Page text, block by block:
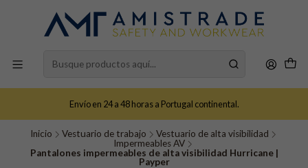
Envío en 24 a 48 horas a Portugal continental.
Inicio Vestuario de trabajo
Vestuario de alta visibilidad
Impermeables AV
Pantalones impermeables de alta visibilidad Hurricane |
Payper